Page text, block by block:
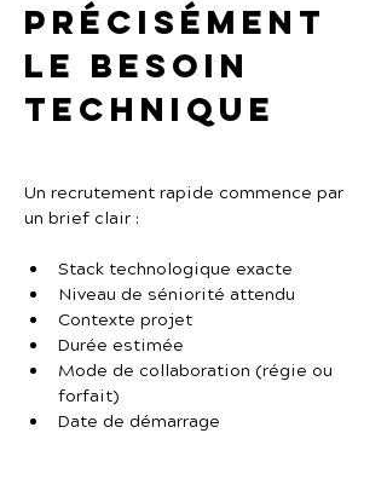
précisément
le besoin
technique
Un recrutement rapide commence par
un brief clair :
Stack technologique exacte
Niveau de séniorité attendu
Contexte projet
Durée estimée
Mode de collaboration (régie ou
forfait)
Date de démarrage